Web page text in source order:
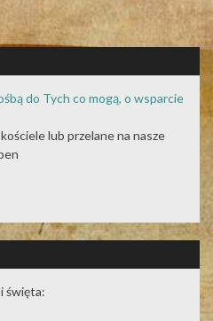
do Tych co mogą, o wsparcie
lub przelane na nasze
święta: